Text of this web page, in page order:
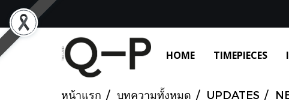
HOME TIMEPIECES
หน้าแรก บทความทั้งหมด UPDATES